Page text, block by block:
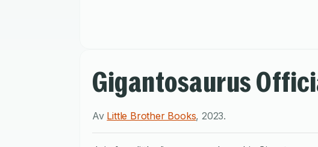
Gigantosaurus
Av Little Brother Books,2023.